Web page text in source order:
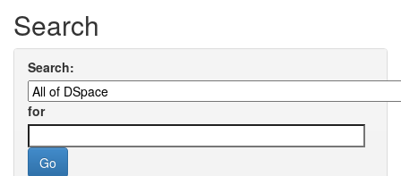
Search
Search:
for